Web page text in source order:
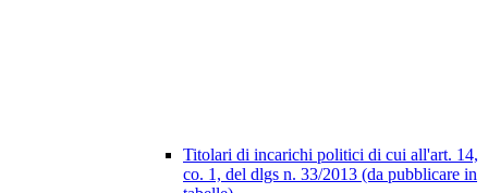
Titolari di incarichi politici di cui all'art. 14,
co. 1, del dlgs n. 33/2013 (da pubblicare in